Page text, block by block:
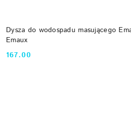
Dysza do wodospadu masującego
Emaux
Cena:
167.00